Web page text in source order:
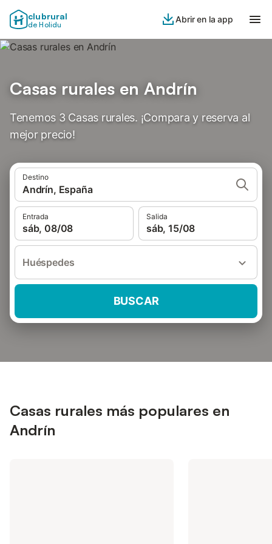
clubrural
de Holidu
Abrir en la app
Casas rurales en Andrín
Tenemos 3 Casas rurales. ¡Compara y reserva al
mejor precio!
Destino
Andrín, España
Entrada
sáb, 08/08
Salida
sáb, 15/08
Huéspedes
BUSCAR
Casas rurales más populares en
Andrín